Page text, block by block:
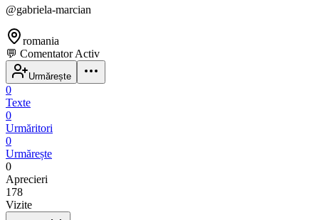
@gabriela-marcian
romania
💬 Comentator Activ
Urmărește
0
Texte
0
Urmăritori
0
Urmărește
0
Aprecieri
178
Vizite